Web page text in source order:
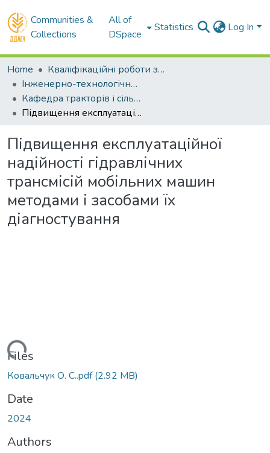
Communities &
Collections
All of
DSpace
Statistics Log In
Home
Кваліфікаційні роботи здобувачів вищої освіти
Інженерно-технологічний факультет
Кафедра тракторів і сільськогосподарських машин . Магістри
Підвищення експлуатаційної надійності гідравлічних трансмісій мобільних машин методами і засобами їх діагностування
Підвищення експлуатаційної
надійності гідравлічних
трансмісій мобільних машин
методами і засобами їх
діагностування
Files
Ковальчук О. С..pdf(2.92 MB)
Date
2024
Authors